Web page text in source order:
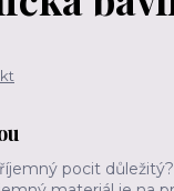
pocit